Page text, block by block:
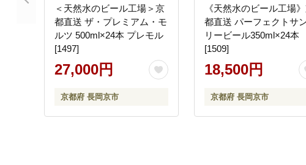
＜天然水のビール工場＞京
都直送 ザ・プレミアム・モ
ルツ 500ml×24本 プレモル
[1497]
27,000円
京都府 長岡京市
《天然水のビール工場
都直送 パーフェクトサ
リービール350ml×24本
[1509]
18,500円
京都府 長岡京市